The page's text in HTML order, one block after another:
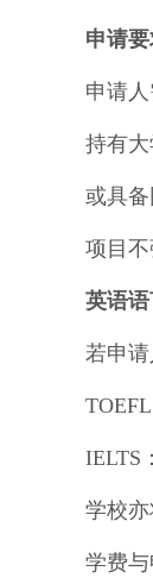
申请
申请
持有
或具
项目
英语
若申
IELTS
学校亦
学费